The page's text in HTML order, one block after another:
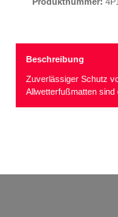
Produktnummer:
Beschreibung
Zuverlässiger Schutz
Allwetterfußmatten sind